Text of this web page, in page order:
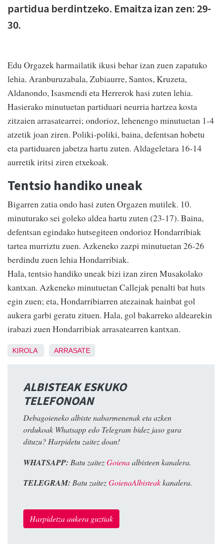
partidua berdintzeko. Emaitza izan zen: 29-
30.
Edu Orgazek harmailatik ikusi behar izan zuen zapatuko
lehia. Aranburuzabala, Zubiaurre, Santos, Kruzeta,
Aldanondo, Isasmendi eta Herrerok hasi zuten lehia.
Hasierako minutuetan partiduari neurria hartzea kosta
zitzaien arrasatearrei; ondorioz, lehenengo minutuetan 1-4
atzetik joan ziren. Poliki-poliki, baina, defentsan hobetu
eta partiduaren jabetza hartu zuten. Aldageletara 16-14
aurretik iritsi ziren etxekoak.
Tentsio handiko uneak
Bigarren zatia ondo hasi zuten Orgazen mutilek. 10.
minuturako sei goleko aldea hartu zuten (23-17). Baina,
defentsan egindako hutsegiteen ondorioz Hondarribiak
tartea murriztu zuen. Azkeneko zazpi minutuetan 26-26
berdindu zuen lehia Hondarribiak.
Hala, tentsio handiko uneak bizi izan ziren Musakolako
kantxan. Azkeneko minutuetan Callejak penalti bat huts
egin zuen; eta, Hondarribiarren atezainak hainbat gol
aukera garbi geratu zituen. Hala, gol bakarreko aldearekin
irabazi zuen Hondarribiak arrasatearren kantxan.
KIROLA ARRASATE
ALBISTEAK ESKUKO
TELEFONOAN
Debagoieneko albiste nabarmenenak eta azken
ordukoak Whatsapp edo Telegram bidez jaso gura
dituzu? Harpidetu zaitez doan!
WHATSAPP: Batu zaitezGoienaalbisteen kanalera.
TELEGRAM: Batu zaitezGoienaAlbisteakkanalera.
Harpidetza aukera guztiak